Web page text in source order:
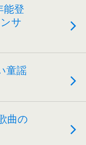
能登
サ
童謡
曲の